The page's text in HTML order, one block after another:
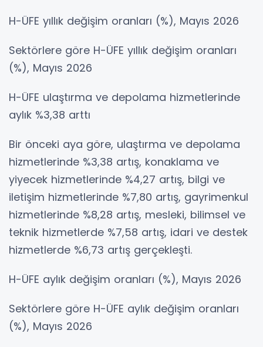
H-ÜFE yıllık değişim oranları (%), Mayıs 2026
Sektörlere göre H-ÜFE yıllık değişim oranları
(%), Mayıs 2026
H-ÜFE ulaştırma ve depolama hizmetlerinde
aylık %3,38 arttı
Bir önceki aya göre, ulaştırma ve depolama
hizmetlerinde %3,38 artış, konaklama ve
yiyecek hizmetlerinde %4,27 artış, bilgi ve
iletişim hizmetlerinde %7,80 artış, gayrimenkul
hizmetlerinde %8,28 artış, mesleki, bilimsel ve
teknik hizmetlerde %7,58 artış, idari ve destek
hizmetlerde %6,73 artış gerçekleşti.
H-ÜFE aylık değişim oranları (%), Mayıs 2026
Sektörlere göre H-ÜFE aylık değişim oranları
(%), Mayıs 2026